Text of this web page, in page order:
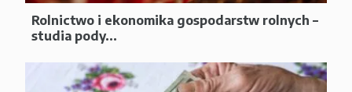
Rolnictwo i ekonomika gospodarstw rolnych –
studia pody...